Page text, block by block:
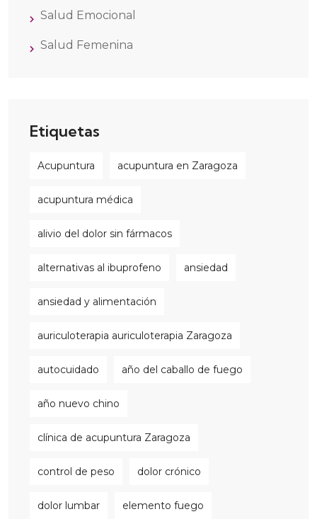
Salud Emocional
Salud Femenina
Etiquetas
Acupuntura acupuntura en Zaragoza
acupuntura médica
alivio del dolor sin fármacos
alternativas al ibuprofeno ansiedad
ansiedad y alimentación
auriculoterapia auriculoterapia Zaragoza
autocuidado año del caballo de fuego
año nuevo chino
clínica de acupuntura Zaragoza
control de peso dolor crónico
dolor lumbar elemento fuego